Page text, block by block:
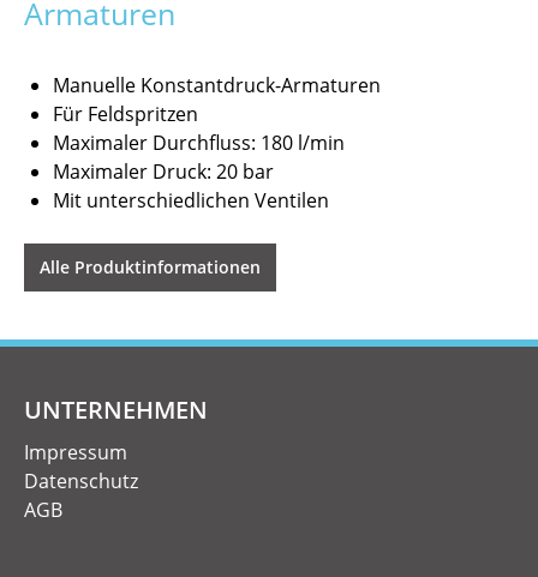
Armaturen
Manuelle Konstantdruck-Armaturen
Für Feldspritzen
Maximaler Durchfluss: 180 l/min
Maximaler Druck: 20 bar
Mit unterschiedlichen Ventilen
Alle Produktinformationen
UNTERNEHMEN
Impressum
Datenschutz
AGB